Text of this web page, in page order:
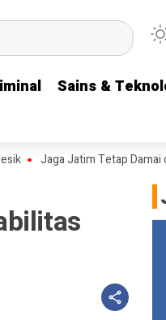
Sains &
Sains &
Jaga Jatim Tetap Damai di Era